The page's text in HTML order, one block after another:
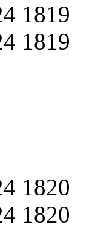
1819
1819
1820
1820